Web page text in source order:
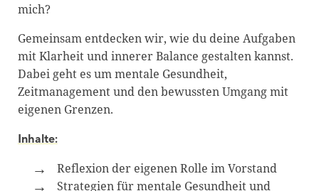
mich?
Gemeinsam entdecken wir, wie du deine Aufgaben
mit Klarheit und innerer Balance gestalten kannst.
Dabei geht es um mentale Gesundheit,
Zeitmanagement und den bewussten Umgang mit
eigenen Grenzen.
Inhalte:
Reflexion der eigenen Rolle im Vorstand
Strategien für mentale Gesundheit und